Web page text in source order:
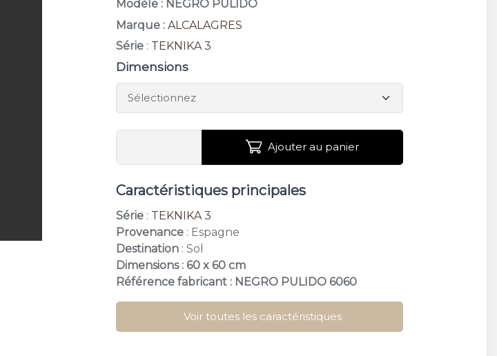
Modèle : NEGRO PULIDO
Marque : ALCALAGRES
Série : TEKNIKA 3
Dimensions
Ajouter au panier
Caractéristiques principales
Série : TEKNIKA 3
Provenance : Espagne
Destination : Sol
Dimensions : 60 x 60 cm
Référence fabricant : NEGRO PULIDO 6060
Voir toutes les caractéristiques